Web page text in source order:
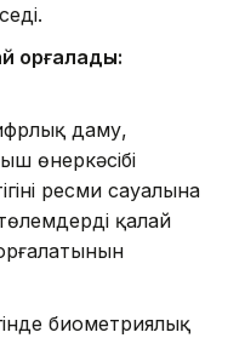
қорғалады:
даму,
өнеркәсібі
ресми сауалына
қалай
биометриялық